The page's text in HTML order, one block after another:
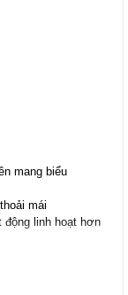
mang biểu
mái
linh hoạt hơn
đầu tiên tại